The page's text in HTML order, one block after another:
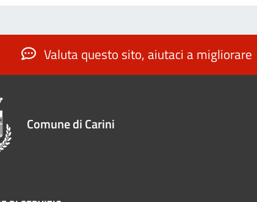
Valuta questo sito, aiutaci a migliorare
Comune di Carini